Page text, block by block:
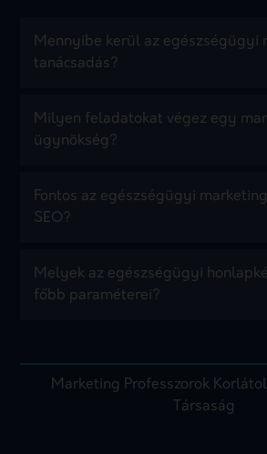
Mennyibe kerül az egészségügyi
tanácsadás?
Milyen feladatokat végez egy
ügynökség?
Fontos az egészségügyi
SEO?
Melyek az egészségügyi
főbb paraméterei?
Marketing Professzorok
Társaság